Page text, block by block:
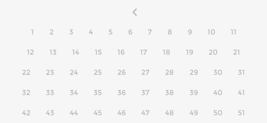
1 2 3 4 5 6 7 8 9 10 11
12 13 14 15 16 17 18 19 20 21
22 23 24 25 26 27 28 29 30 31
32 33 34 35 36 37 38 39 40 41
42 43 44 45 46 47 48 49 50 51